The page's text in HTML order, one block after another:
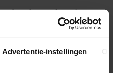
Advertentie-instellingen
bericht van de BN’er.
belde Bart.